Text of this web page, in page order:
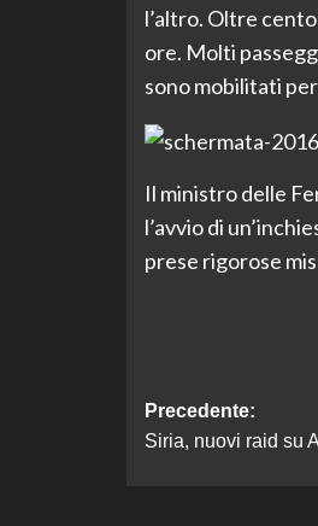
l’altro. Oltre
ore. Molti
sono mobilitati
Il ministro delle
l’avvio di
prese rigorose
articolo
Precedente:
Siria, nuovi raid su